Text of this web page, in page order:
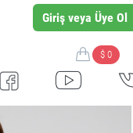
Giriş veya Üye Ol
$ 0